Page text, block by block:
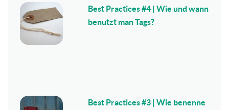
Best Practices #4 | Wie und wann
benutzt man Tags?
Best Practices #3 | Wie benenne